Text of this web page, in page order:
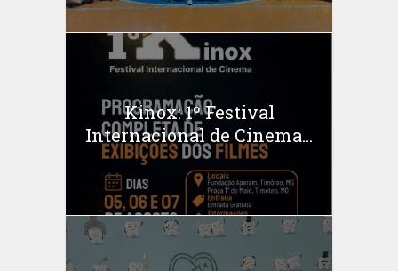
Kinox: 1º Festival
Internacional de Cinema...